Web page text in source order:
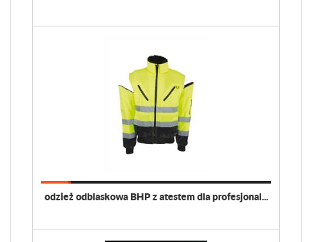
odzież odblaskowa BHP z atestem dla profesjonal...